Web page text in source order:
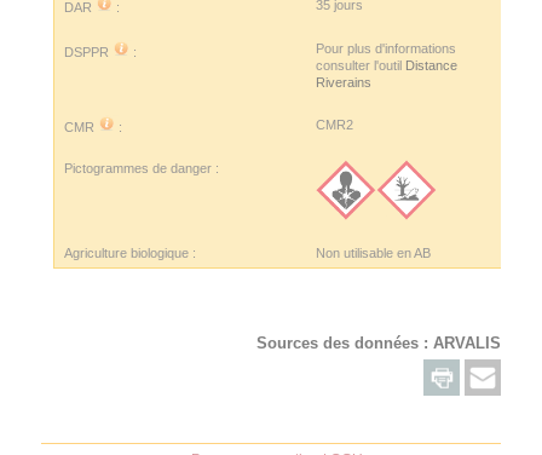
DAR : 35 jours
DSPPR :
Pour plus d'informations
consulter l'outil Distance
Riverains
CMR : CMR2
Pictogrammes de danger :
Agriculture biologique : Non utilisable en AB
Sources des données : ARVALIS